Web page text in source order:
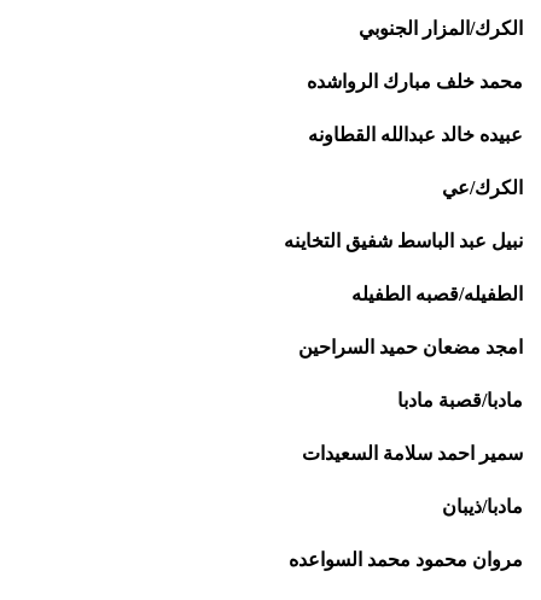
الكرك/المزار الجنوبي
محمد خلف مبارك الرواشده
عبيده خالد عبدالله القطاونه
الكرك/عي
نبيل عبد الباسط شفيق التخاينه
الطفيله/قصبه الطفيله
امجد مضعان حميد السراحين
مادبا/قصبة مادبا
سمير احمد سلامة السعيدات
مادبا/ذيبان
مروان محمود محمد السواعده